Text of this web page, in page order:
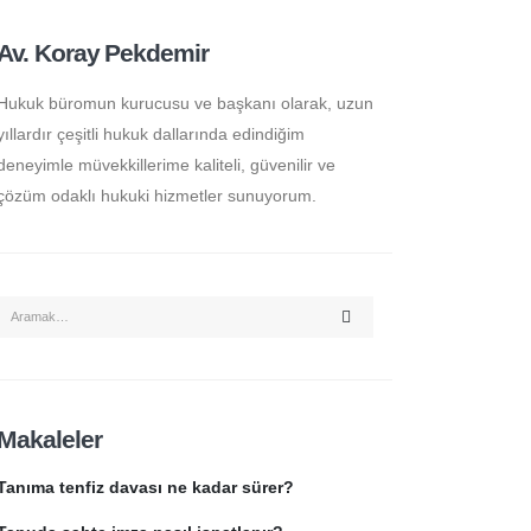
Koray Pekdemir
büromun kurucusu ve başkanı olarak, uzun
çeşitli hukuk dallarında edindiğim
müvekkillerime kaliteli, güvenilir ve
odaklı hukuki hizmetler sunuyorum.
tenfiz davası ne kadar sürer?